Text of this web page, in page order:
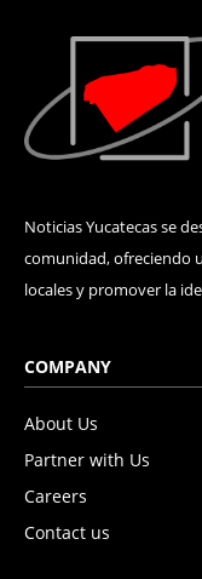
Noticias Yucatecas se
comunidad, ofreciendo
locales y promover la
COMPANY
About Us
Partner with Us
Careers
Contact us